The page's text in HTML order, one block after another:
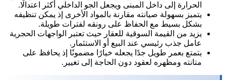
الحرارة إلى داخل المبنى ويجعل الجو الداخلي أكثر اعتدالًا.
يتميز بسهولة صيانته مقارنة بالمواد الأخرى إذ يمكن تنظيفه
بشكل بسيط مع الحفاظ على رونقه لفترات طويلة.
يزيد من القيمة السوقية للعقار حيث تعتبر الواجهات الحجرية
عامل جذب رئيسي عند البيع أو الاستثمار.
يتمتع بعمر طويل جدًا يجعله خيارًا مضمونًا إذ يحافظ على
متانته ومظهره لعقود دون الحاجة إلى تغيير.